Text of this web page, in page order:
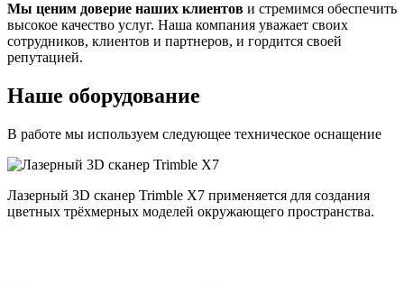
Мы ценим доверие наших клиентов и стремимся обеспечить
высокое качество услуг. Наша компания уважает своих
сотрудников, клиентов и партнеров, и гордится своей
репутацией.
Наше оборудование
В работе мы используем следующее техническое оснащение
Лазерный 3D сканер Trimble X7 применяется для создания
цветных трёхмерных моделей окружающего пространства.